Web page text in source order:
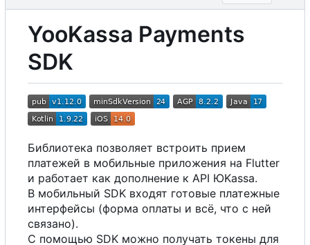
YooKassa Payments
SDK
Библиотека позволяет встроить прием
платежей в мобильные приложения на Flutter
и работает как дополнение к API ЮKassa.
В мобильный SDK входят готовые платежные
интерфейсы (форма оплаты и всё, что с ней
связано).
С помощью SDK можно получать токены для